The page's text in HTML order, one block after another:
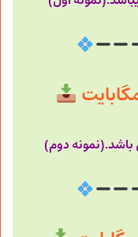
دوم)